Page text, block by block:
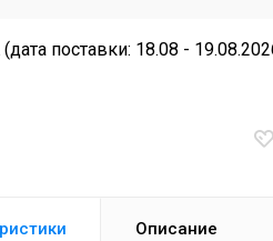
(дата поставки: 18.08 -
Описание